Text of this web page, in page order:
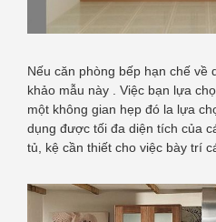
Nếu căn phòng bếp hạn chế về
khảo mẫu này . Việc bạn lựa
một không gian hẹp đó la lựa
dụng được tối đa diện tích của
tủ, kệ cần thiết cho việc bày trí